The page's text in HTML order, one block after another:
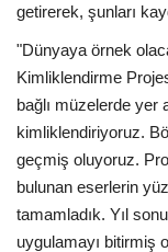
getirerek, şunları
"Dünyaya örnek
Kimliklendirme
bağlı müzelerde yer
kimliklendiriyoruz.
geçmiş oluyoruz.
bulunan eserlerin
tamamladık. Yıl
uygulamayı bitirmiş